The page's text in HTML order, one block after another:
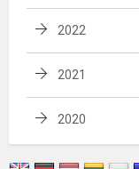
2022
2021
2020